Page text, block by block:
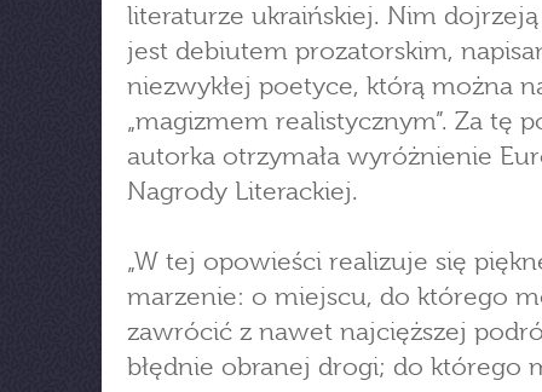
literaturze ukraińskiej. Nim
jest debiutem prozatorskim,
niezwykłej poetyce, którą można
„magizmem realistycznym”. Za tę
autorka otrzymała wyróżnienie
Nagrody Literackiej.
„W tej opowieści realizuje się
marzenie: o miejscu, do którego
zawrócić z nawet najcięższej
błędnie obranej drogi; do którego